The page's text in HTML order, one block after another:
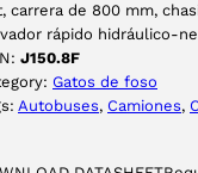
carrera de 800 mm,
rápido hidráulico-
J150.8F
Gatos de foso
Autobuses, Camiones,